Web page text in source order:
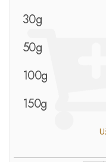
30g
50g
100g
150g